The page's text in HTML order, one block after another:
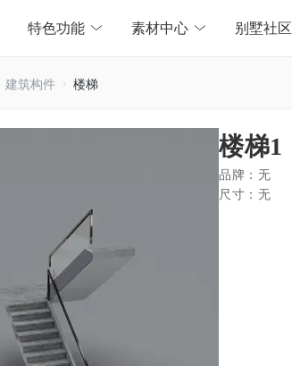
特色功能 素材中心 别墅社区
建筑构件 楼梯
楼梯1
品牌： 无
尺寸： 无